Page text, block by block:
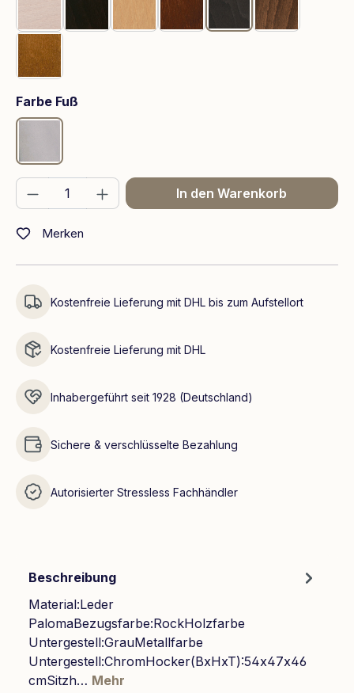
Eiche Braun Grau Walnuss
Teak
Farbe Fuß
Produkt Anzahl: Gib den gewünschten
In den Warenkorb
Merken
Kostenfreie Lieferung mit DHL bis zum Aufstellort
Kostenfreie Lieferung mit DHL
Inhabergeführt seit 1928 (Deutschland)
Sichere & verschlüsselte Bezahlung
Autorisierter Stressless Fachhändler
Beschreibung
Material:Leder
PalomaBezugsfarbe:RockHolzfarbe
Untergestell:GrauMetallfarbe
Untergestell:ChromHocker(BxHxT):54x47x46
cmSitzh… Mehr